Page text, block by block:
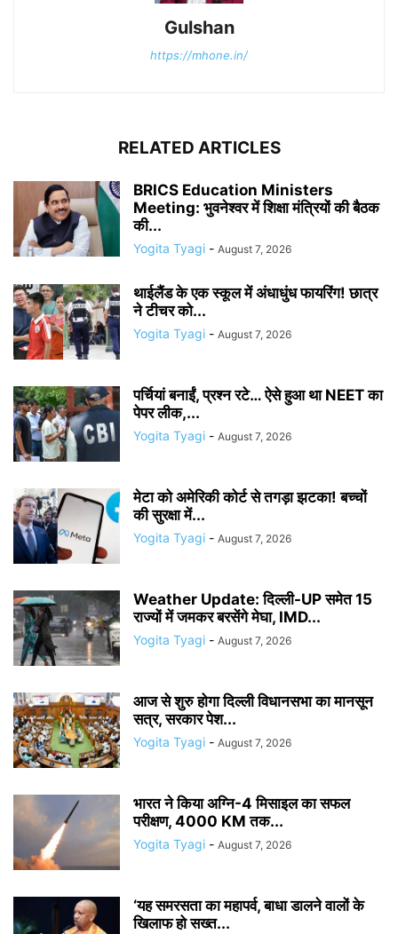
Gulshan
https://mhone.in/
RELATED ARTICLES
BRICS Education Ministers
Meeting: भुवनेश्वर में शिक्षा मंत्रियों की बैठक
की...
Yogita Tyagi - August 7, 2026
थाईलैंड के एक स्कूल में अंधाधुंध फायरिंग! छात्र
ने टीचर को...
Yogita Tyagi - August 7, 2026
पर्चियां बनाईं, प्रश्न रटे… ऐसे हुआ था NEET का
पेपर लीक,...
Yogita Tyagi - August 7, 2026
मेटा को अमेरिकी कोर्ट से तगड़ा झटका! बच्चों
की सुरक्षा में...
Yogita Tyagi - August 7, 2026
Weather Update: दिल्ली-UP समेत 15
राज्यों में जमकर बरसेंगे मेघा, IMD...
Yogita Tyagi - August 7, 2026
आज से शुरु होगा दिल्ली विधानसभा का मानसून
सत्र, सरकार पेश...
Yogita Tyagi - August 7, 2026
भारत ने किया अग्नि-4 मिसाइल का सफल
परीक्षण, 4000 KM तक...
Yogita Tyagi - August 7, 2026
‘यह समरसता का महापर्व, बाधा डालने वालों के
खिलाफ हो सख्त...